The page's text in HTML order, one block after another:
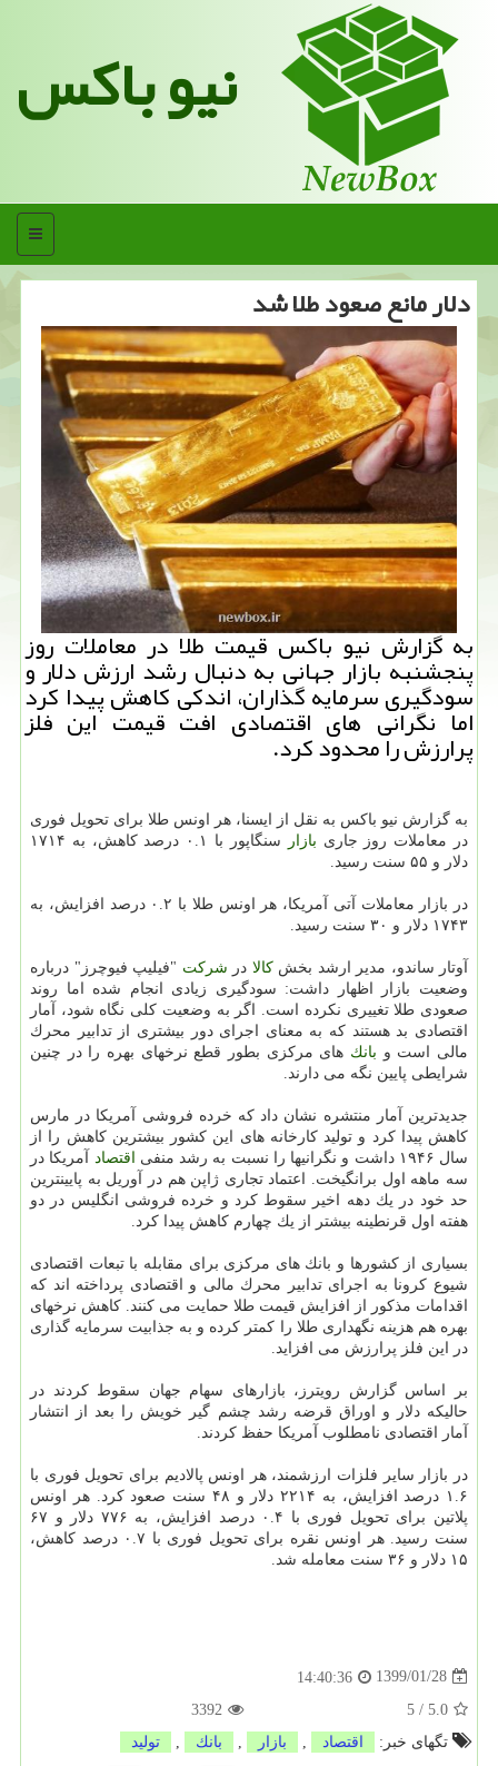
نیو باکس
منو
دلار مانع صعود طلا شد
به گزارش نیو باكس قیمت طلا در معاملات روز
پنجشنبه بازار جهانی به دنبال رشد ارزش دلار و
سودگیری سرمایه گذاران، اندكی كاهش پیدا كرد
اما نگرانی های اقتصادی افت قیمت این فلز
پرارزش را محدود كرد.
به گزارش نیو باكس به نقل از ایسنا، هر اونس طلا برای تحویل فوری
در معاملات روز جاری بازار
سنگاپور با ۰.۱ درصد كاهش، به ۱۷۱۴
دلار و ۵۵ سنت رسید.
در بازار معاملات آتی آمریكا، هر اونس طلا با ۰.۲ درصد افزایش، به
۱۷۴۳ دلار و ۳۰ سنت رسید.
آوتار ساندو، مدیر ارشد بخشكالا در شركت "فیلیپ فیوچرز" درباره
وضعیت بازار اظهار داشت: سودگیری زیادی انجام شده اما روند
صعودی طلا تغییری نكرده است. اگر به وضعیت كلی نگاه شود، آمار
اقتصادی بد هستند كه به معنای اجرای دور بیشتری از تدابیر محرك
مالی است و بانك های مركزی بطور قطع نرخهای بهره را در چنین
شرایطی پایین نگه می دارند.
جدیدترین آمار منتشره نشان داد كه خرده فروشی آمریكا در مارس
كاهش پیدا كرد و تولید كارخانه های این كشور بیشترین كاهش را از
سال ۱۹۴۶ داشت و نگرانیها را نسبت به رشد منفی
اقتصاد آمریكا در
سه ماهه اول برانگیخت. اعتماد تجاری ژاپن هم در آوریل به پایینترین
حد خود در یك دهه اخیر سقوط كرد و خرده فروشی انگلیس در دو
هفته اول قرنطینه بیشتر از یك چهارم كاهش پیدا كرد.
بسیاری از كشورها و بانك های مركزی برای مقابله با تبعات اقتصادی
شیوع كرونا به اجرای تدابیر محرك مالی و اقتصادی پرداخته اند كه
اقدامات مذكور از افزایش قیمت طلا حمایت می كنند. كاهش نرخهای
بهره هم هزینه نگهداری طلا را كمتر كرده و به جذابیت سرمایه گذاری
در این فلز پرارزش می افزاید.
بر اساس گزارش رویترز، بازارهای سهام جهان سقوط كردند در
حالیكه دلار و اوراق قرضه رشد چشم گیر خویش را بعد از انتشار
آمار اقتصادی نامطلوب آمریكا حفظ كردند.
در بازار سایر فلزات ارزشمند، هر اونس پالادیم برای تحویل فوری با
۱.۶ درصد افزایش، به ۲۲۱۴ دلار و ۴۸ سنت صعود كرد. هر اونس
پلاتین برای تحویل فوری با ۰.۴ درصد افزایش، به ۷۷۶ دلار و ۶۷
سنت رسید. هر اونس نقره برای تحویل فوری با ۰.۷ درصد كاهش،
۱۵ دلار و ۳۶ سنت معامله شد.
1399/01/28
14:40:36
5.0
/
5
3392
تگهای خبر:
اقتصاد , بازار , بانك , تولید